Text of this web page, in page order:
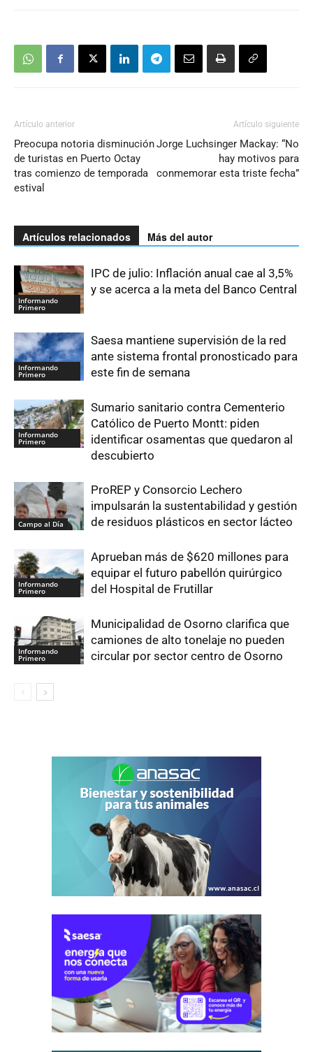
Artículo anterior
Preocupa notoria disminución
de turistas en Puerto Octay
tras comienzo de temporada
estival
Artículo siguiente
Jorge Luchsinger Mackay: “No
hay motivos para
conmemorar esta triste fecha”
Artículos relacionados Más del autor
Informando
Primero
IPC de julio: Inflación anual cae al 3,5%
y se acerca a la meta del Banco Central
Informando
Primero
Saesa mantiene supervisión de la red
ante sistema frontal pronosticado para
este fin de semana
Informando
Primero
Sumario sanitario contra Cementerio
Católico de Puerto Montt: piden
identificar osamentas que quedaron al
descubierto
Campo al Día
ProREP y Consorcio Lechero
impulsarán la sustentabilidad y gestión
de residuos plásticos en sector lácteo
Informando
Primero
Aprueban más de $620 millones para
equipar el futuro pabellón quirúrgico
del Hospital de Frutillar
Informando
Primero
Municipalidad de Osorno clarifica que
camiones de alto tonelaje no pueden
circular por sector centro de Osorno